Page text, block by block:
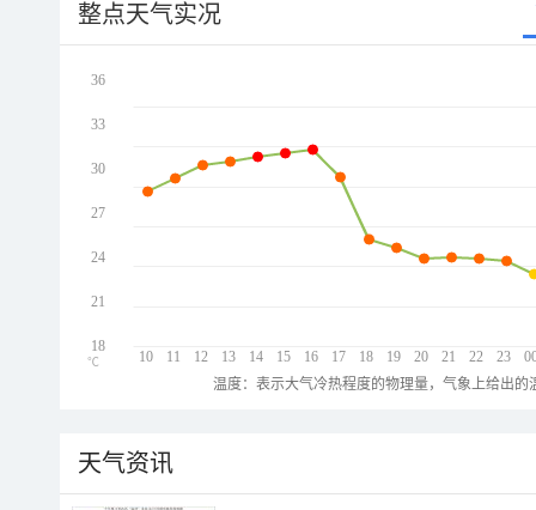
整点天气实况
10 11 12 13 14 15 16 17 18 19 20 21 22 23
36
33
30
27
24
21
18
℃
温度：表示大气冷热程度的物理量，气象上给出
天气资讯